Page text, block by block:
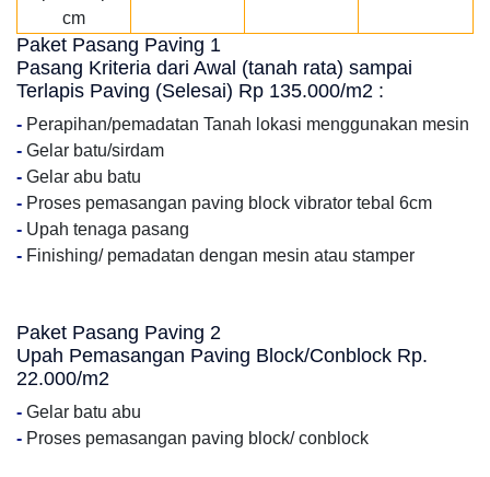
cm
Paket Pasang Paving 1
Pasang Kriteria dari Awal (tanah rata) sampai
Terlapis Paving (Selesai) Rp 135.000/m2 :
- Perapihan/pemadatan Tanah lokasi menggunakan mesin
- Gelar batu/sirdam
- Gelar abu batu
- Proses pemasangan paving block vibrator tebal 6cm
- Upah tenaga pasang
- Finishing/ pemadatan dengan mesin atau stamper
Paket Pasang Paving 2
Upah Pemasangan Paving Block/Conblock Rp.
22.000/m2
- Gelar batu abu
- Proses pemasangan paving block/ conblock